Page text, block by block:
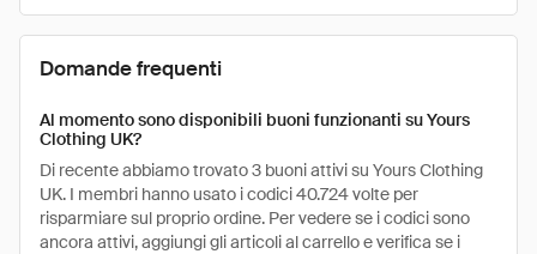
Domande frequenti
Al momento sono disponibili buoni funzionanti su Yours
Clothing UK?
Di recente abbiamo trovato 3 buoni attivi su Yours Clothing
UK. I membri hanno usato i codici 40.724 volte per
risparmiare sul proprio ordine. Per vedere se i codici sono
ancora attivi, aggiungi gli articoli al carrello e verifica se i